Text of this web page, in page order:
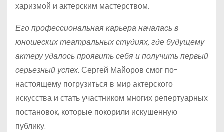
харизмой и актерским мастерством.
Его профессиональная карьера началась в
юношеских театральных студиях, где будущему
актеру удалось проявить себя и получить первый
серьезный успех.Сергей Майоров смог по-
настоящему погрузиться в мир актерского
искусства и стать участником многих репертуарных
постановок, которые покорили искушенную
публику.